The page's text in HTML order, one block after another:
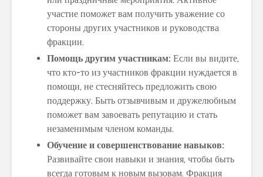
участие поможет вам получить уважение со
стороны других участников и руководства
фракции.
Помощь другим участникам: Если вы видите,
что кто-то из участников фракции нуждается в
помощи, не стесняйтесь предложить свою
поддержку. Быть отзывчивым и дружелюбным
поможет вам завоевать репутацию и стать
незаменимым членом команды.
Обучение и совершенствование навыков:
Развивайте свои навыки и знания, чтобы быть
всегда готовым к новым вызовам. Фракция